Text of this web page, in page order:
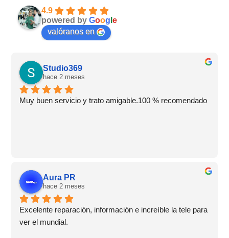
4.9
powered by Goog e
valóranos en
Studio369
hace 2 meses
Muy buen servicio y trato amigable.100 % recomendado
Aura PR
hace 2 meses
Excelente reparación, información e increíble la tele para
ver el mundial.